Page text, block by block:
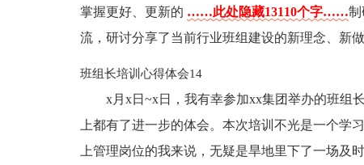
掌握更好、更新的 ……此处隐藏13110个字……制
流，研讨分享了当前行业班组建设的新理念、新做
班组长培训心得体会14
x月x日~x日，我有幸参加xx集团举办的班组
上都有了进一步的体会。本次培训不光是一个学
上管理岗位的我来说，无疑是旱地里下了一场及